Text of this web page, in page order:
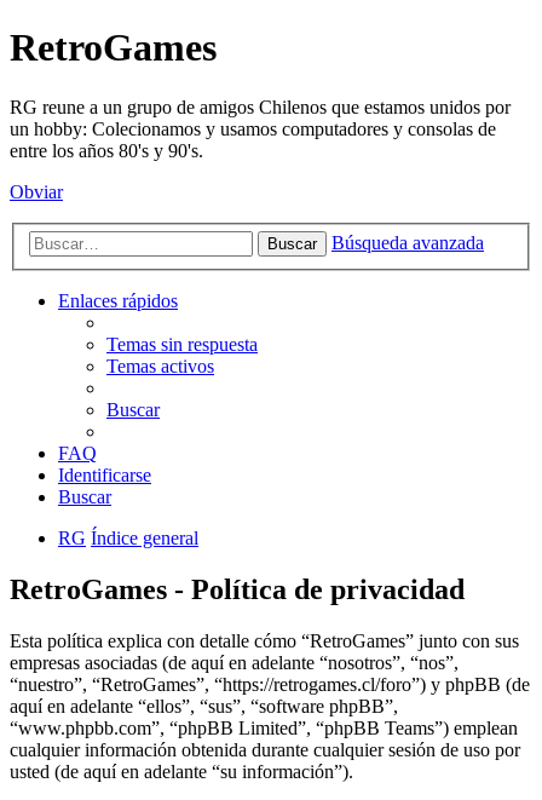
RetroGames
RG reune a un grupo de amigos Chilenos que estamos unidos por
un hobby: Colecionamos y usamos computadores y consolas de
entre los años 80's y 90's.
Obviar
Buscar Búsqueda avanzada
Enlaces rápidos
Temas sin respuesta
Temas activos
Buscar
FAQ
Identificarse
Buscar
RG Índice general
RetroGames - Política de privacidad
Esta política explica con detalle cómo “RetroGames” junto con sus
empresas asociadas (de aquí en adelante “nosotros”, “nos”,
“nuestro”, “RetroGames”, “https://retrogames.cl/foro”) y phpBB (de
aquí en adelante “ellos”, “sus”, “software phpBB”,
“www.phpbb.com”, “phpBB Limited”, “phpBB Teams”) emplean
cualquier información obtenida durante cualquier sesión de uso por
usted (de aquí en adelante “su información”).